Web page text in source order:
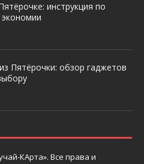
инструкция по
Пятёрочки: обзор гаджетов
КАрта». Все права и